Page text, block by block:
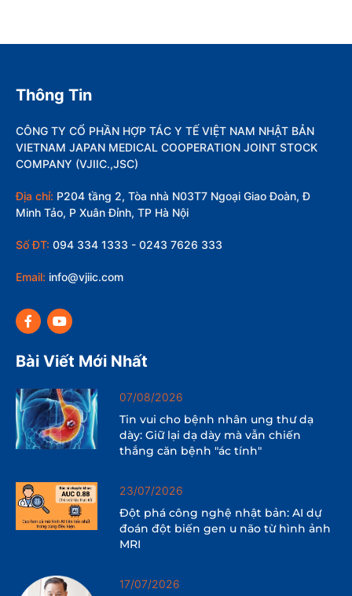
Thông Tin
CÔNG TY CỔ PHẦN HỢP TÁC Y TẾ VIỆT NAM NHẬT BẢN
VIETNAM JAPAN MEDICAL COOPERATION JOINT STOCK
COMPANY (VJIIC.,JSC)
Địa chỉ: P204 tầng 2, Tòa nhà N03T7 Ngoại Giao Đoàn, Đ
Minh Tảo, P Xuân Đỉnh, TP Hà Nội
Số ĐT: 094 334 1333 - 0243 7626 333
Email: info@vjiic.com
Bài Viết Mới Nhất
07/08/2026
Tin vui cho bệnh nhân ung thư dạ
dày: Giữ lại dạ dày mà vẫn chiến
thắng căn bệnh "ác tính"
23/07/2026
Đột phá công nghệ nhật bản: AI dự
đoán đột biến gen u não từ hình ảnh
MRI
17/07/2026